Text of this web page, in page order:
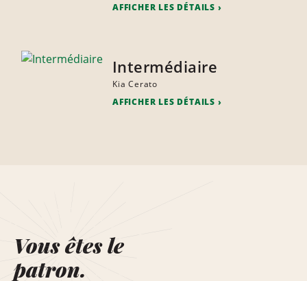
AFFICHER LES DÉTAILS
Intermédiaire
Kia Cerato
AFFICHER LES DÉTAILS
Vous êtes le
patron.